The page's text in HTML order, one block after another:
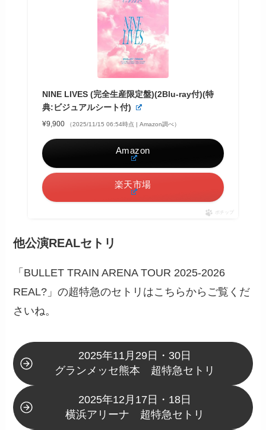
NINE LIVES (完全生産限定盤)(2Blu-ray付)(特
典:ビジュアルシート付)
¥9,900 （2025/11/15 06:54時点 | Amazon調べ）
Amazon
楽天市場
ポチップ
他公演REALセトリ
「BULLET TRAIN ARENA TOUR 2025-2026
REAL?」の超特急のセトリはこちらからご覧くだ
さいね。
2025年11月29日・30日
グランメッセ熊本 超特急セトリ
2025年12月17日・18日
横浜アリーナ 超特急セトリ